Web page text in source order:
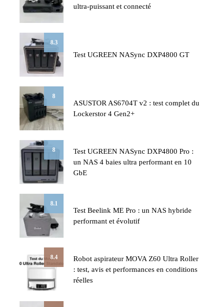
ultra-puissant et connecté
8.3
Test UGREEN NASync DXP4800 GT
8
ASUSTOR AS6704T v2 : test complet du
Lockerstor 4 Gen2+
8
Test UGREEN NASync DXP4800 Pro :
un NAS 4 baies ultra performant en 10
GbE
8.1
Test Beelink ME Pro : un NAS hybride
performant et évolutif
8.4
Robot aspirateur MOVA Z60 Ultra Roller
: test, avis et performances en conditions
réelles